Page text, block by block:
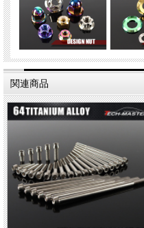
関連商品